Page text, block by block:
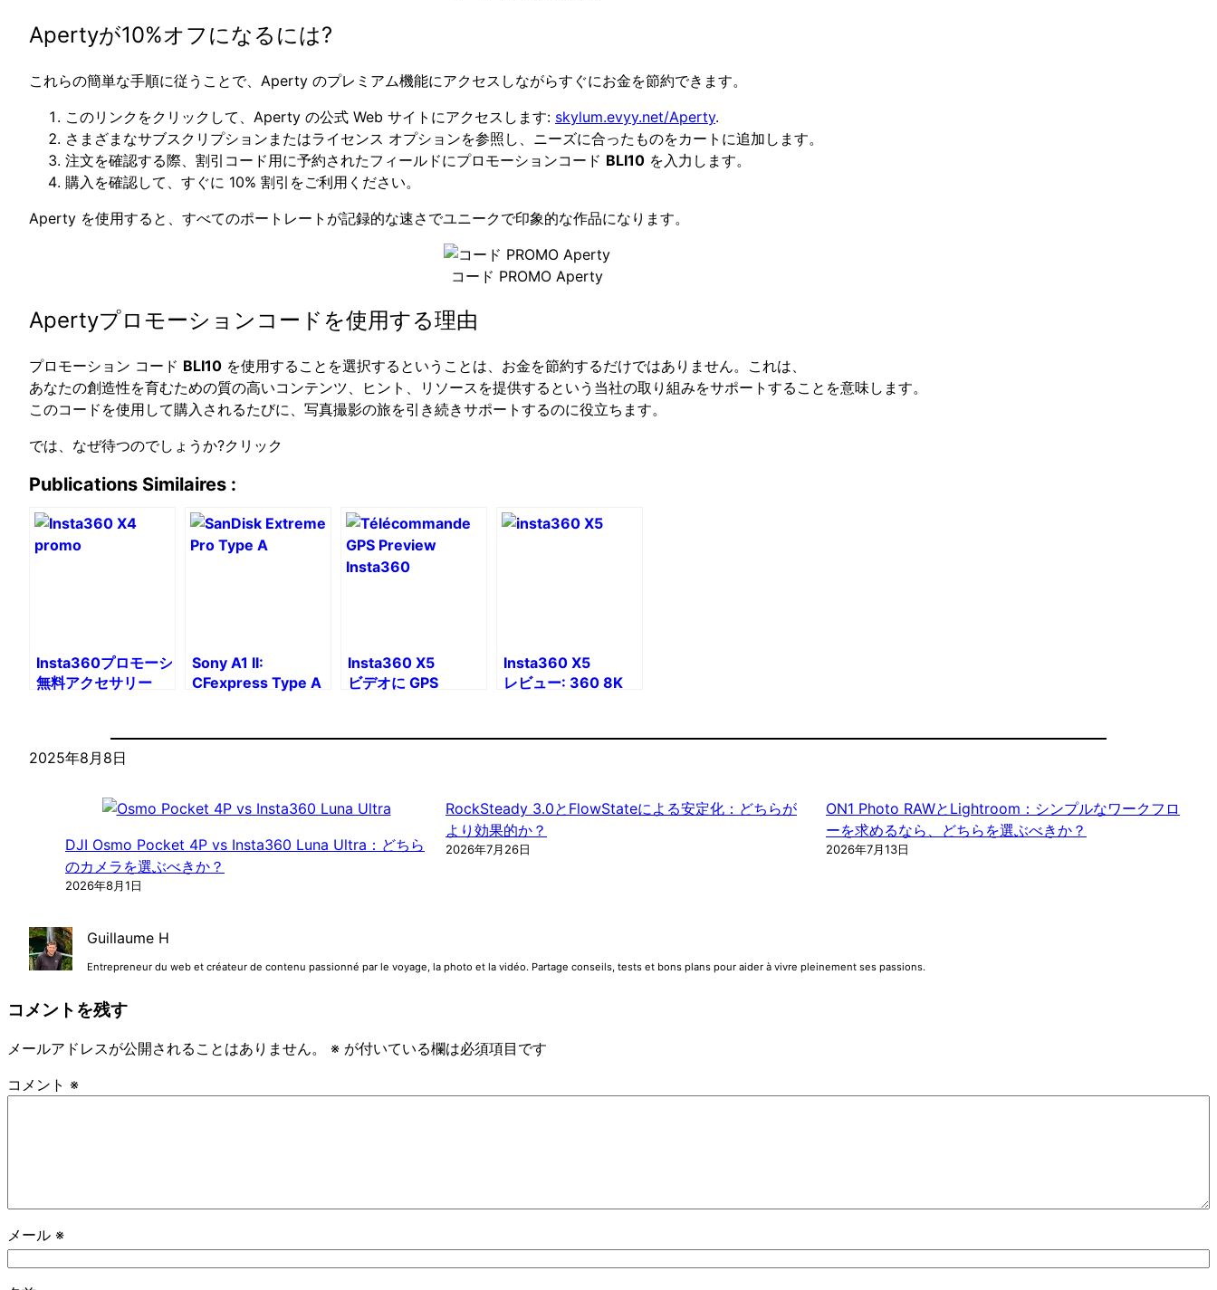
Apertyが10%オフになるには?
これらの簡単な手順に従うことで、Aperty のプレミアム機能にアクセスしながらすぐにお金を節約できます。
このリンクをクリックして、Aperty の公式 Web サイトにアクセスします: skylum.evyy.net/Aperty.
さまざまなサブスクリプションまたはライセンス オプションを参照し、ニーズに合ったものをカートに追加します。
注文を確認する際、割引コード用に予約されたフィールドにプロモーションコード BLI10 を入力します。
購入を確認して、すぐに 10% 割引をご利用ください。
Aperty を使用すると、すべてのポートレートが記録的な速さでユニークで印象的な作品になります。
コード PROMO Aperty
Apertyプロモーションコードを使用する理由
プロモーション コード BLI10 を使用することを選択するということは、お金を節約するだけではありません。これは、
あなたの創造性を育むための質の高いコンテンツ、ヒント、リソースを提供するという当社の取り組みをサポートすることを意味します。
このコードを使用して購入されるたびに、写真撮影の旅を引き続きサポートするのに役立ちます。
では、なぜ待つのでしょうか?クリック
Publications Similaires :
Insta360プロモーションコード:
無料アクセサリー
Sony A1 II:
CFexpress Type A
Insta360 X5
ビデオに GPS
Watch)
Insta360 X5
レビュー: 360 8K
2025年8月8日
DJI Osmo Pocket 4P vs Insta360 Luna Ultra：どちら
のカメラを選ぶべきか？
2026年8月1日
RockSteady 3.0とFlowStateによる安定化：どちらが
より効果的か？
2026年7月26日
ON1 Photo RAWとLightroom：シンプルなワークフロ
ーを求めるなら、どちらを選ぶべきか？
2026年7月13日
Guillaume H
Entrepreneur du web et créateur de contenu passionné par le voyage, la photo et la vidéo. Partage conseils, tests et bons plans pour aider à vivre pleinement ses passions.
コメントを残す
メールアドレスが公開されることはありません。 ※ が付いている欄は必須項目です
コメント ※
メール ※